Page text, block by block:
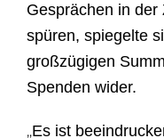
Gesprächen in der
spüren, spiegelte
großzügigen
Spenden wider.
„Es ist